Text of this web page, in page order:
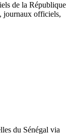
de la République
journaux officiels,
du Sénégal via